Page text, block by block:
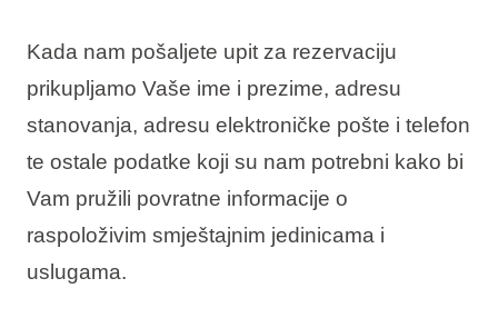
Kada nam pošaljete upit za rezervaciju
prikupljamo Vaše ime i prezime, adresu
stanovanja, adresu elektroničke pošte i telefon
te ostale podatke koji su nam potrebni kako bi
Vam pružili povratne informacije o
raspoloživim smještajnim jedinicama i
uslugama.